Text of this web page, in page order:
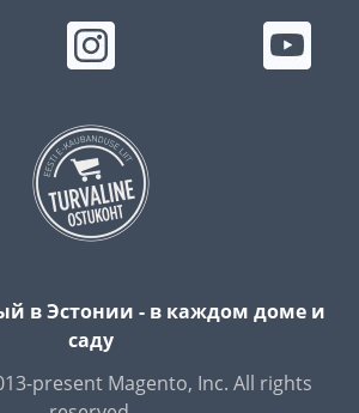
в Эстонии - в каждом доме и
саду
present Magento, Inc. All rights